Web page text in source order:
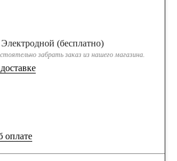
(бесплатно)
забрать заказ из нашего магазина.
оплате